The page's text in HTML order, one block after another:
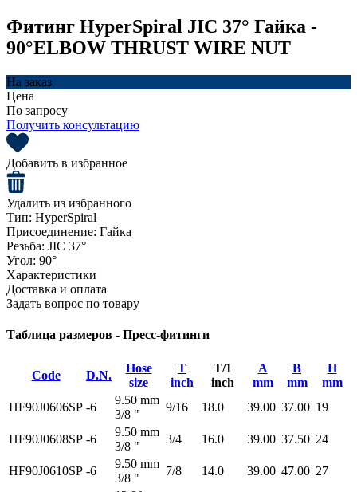
Фитинг HyperSpiral JIC 37° Гайка -
90°ELBOW THRUST WIRE NUT
На заказ
Цена
По запросу
Получить консультацию
Добавить в избранное
Удалить из избранного
Тип: HyperSpiral
Присоединение: Гайка
Резьба: JIC 37°
Угол: 90°
Характеристики
Доставка и оплата
Задать вопрос по товару
Таблица размеров - Пресс-фитинги
Code D.N.
Hose
size
T
inch
T/1
inch
A
mm
B
mm
H
mm
HF90J0606SP -6
9.50 mm
3/8 "
9/16 18.0 39.00 37.00 19
HF90J0608SP -6
9.50 mm
3/8 "
3/4 16.0 39.00 37.50 24
HF90J0610SP -6
9.50 mm
3/8 "
7/8 14.0 39.00 47.00 27